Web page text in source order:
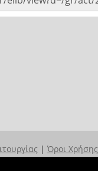
| Όροι Χρήσης